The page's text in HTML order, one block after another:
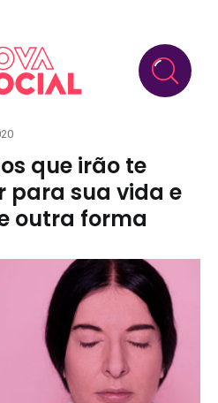
que irão te
para sua vida e
outra forma